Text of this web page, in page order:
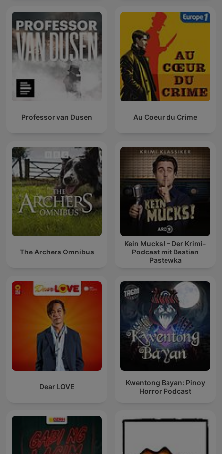
Professor van Dusen Au Coeur du Crime
The Archers Omnibus
Kein Mucks! – Der Krimi-
Podcast mit Bastian
Pastewka
Dear LOVE
Kwentong Bayan: Pinoy
Horror Podcast